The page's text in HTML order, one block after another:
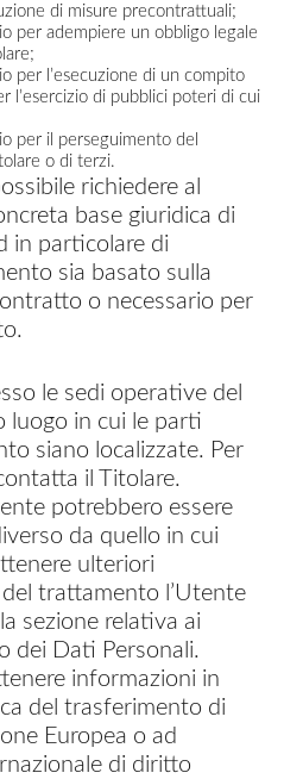
di misure precontrattuali;
per adempiere un obbligo legale
per l’esecuzione di un compito
l’esercizio di pubblici poteri di cui
per il perseguimento del
o di terzi.
richiedere al
base giuridica di
in particolare di
sia basato sulla
o necessario per
le sedi operative del
luogo in cui le parti
siano localizzate. Per
il Titolare.
potrebbero essere
da quello in cui
ulteriori
trattamento l’Utente
sezione relativa ai
dei Dati Personali.
informazioni in
del trasferimento di
Europea o ad
di diritto